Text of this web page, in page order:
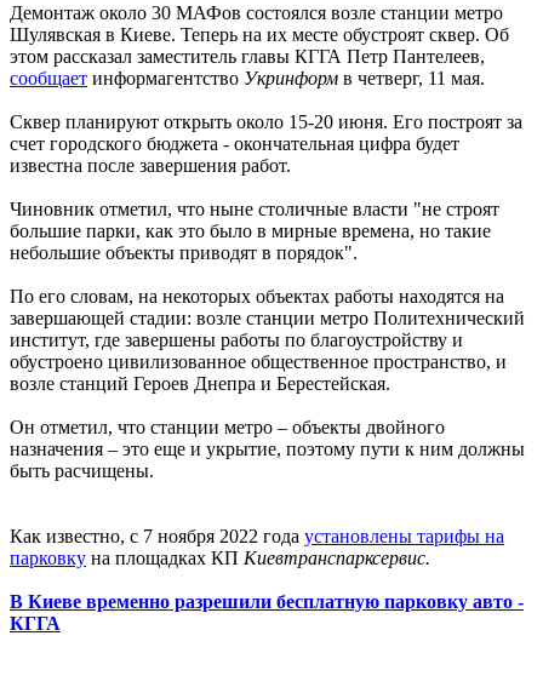
Демонтаж около 30 МАФов состоялся возле станции метро
Шулявская в Киеве. Теперь на их месте обустроят сквер. Об
этом рассказал заместитель главы КГГА Петр Пантелеев,
сообщает информагентство Укринформ в четверг, 11 мая.
Сквер планируют открыть около 15-20 июня. Его построят за
счет городского бюджета - окончательная цифра будет
известна после завершения работ.
Чиновник отметил, что ныне столичные власти "не строят
большие парки, как это было в мирные времена, но такие
небольшие объекты приводят в порядок".
По его словам, на некоторых объектах работы находятся на
завершающей стадии: возле станции метро Политехнический
институт, где завершены работы по благоустройству и
обустроено цивилизованное общественное пространство, и
возле станций Героев Днепра и Берестейская.
Он отметил, что станции метро – объекты двойного
назначения – это еще и укрытие, поэтому пути к ним должны
быть расчищены.
Как известно, с 7 ноября 2022 года установлены тарифы на
парковку на площадках КП Киевтранспарксервис.
В Киеве временно разрешили бесплатную парковку авто -
КГГА